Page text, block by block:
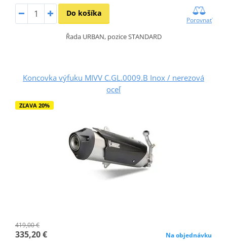
Do košíka
Porovnať
Řada URBAN, pozice STANDARD
Koncovka výfuku MIVV C.GL.0009.B Inox / nerezová
oceľ
ZĽAVA 20%
419,00 €
335,20 € Na objednávku